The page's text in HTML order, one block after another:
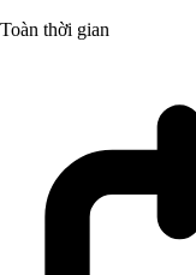
Toàn thời gian